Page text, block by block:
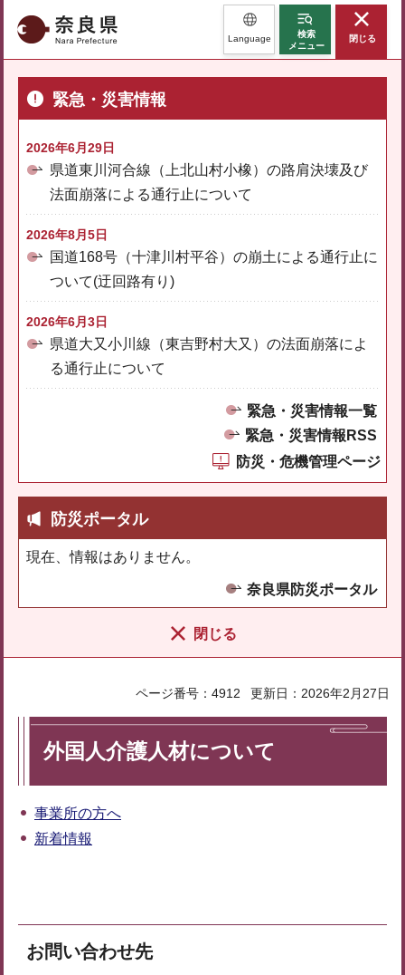
奈良県 Language
検索
メニュー
閉じる
緊急・災害情報
2026年6月29日
県道東川河合線（上北山村小橡）の路肩決壊及び
法面崩落による通行止について
2026年8月5日
国道168号（十津川村平谷）の崩土による通行止に
ついて(迂回路有り)
2026年6月3日
県道大又小川線（東吉野村大又）の法面崩落によ
る通行止について
緊急・災害情報一覧
緊急・災害情報RSS
防災・危機管理ページ
防災ポータル
現在、情報はありません。
奈良県防災ポータル
閉じる
ページ番号：4912 更新日：2026年2月27日
外国人介護人材について
事業所の方へ
新着情報
お問い合わせ先